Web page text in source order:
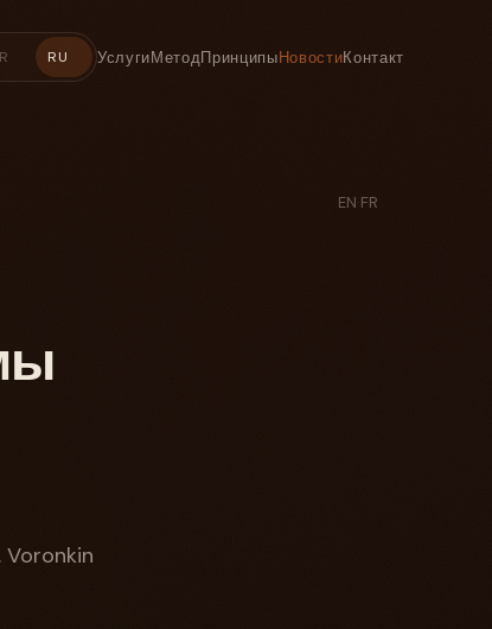
RU УслугиМетодПринципыНовостиКонтакт
EN·FR
Voronkin